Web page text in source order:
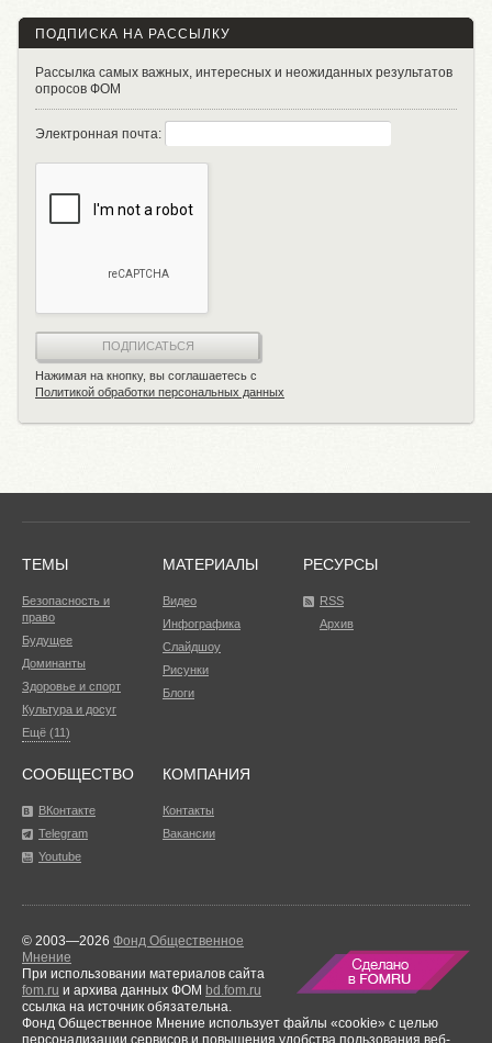
ПОДПИСКА НА РАССЫЛКУ
Рассылка самых важных, интересных и неожиданных результатов
опросов ФОМ
Электронная почта:
ПОДПИСАТЬСЯ
Нажимая на кнопку, вы соглашаетесь с
Политикой обработки персональных данных
ТЕМЫ
Безопасность и
право
Будущее
Доминанты
Здоровье и спорт
Культура и досуг
Ещё (11)
МАТЕРИАЛЫ
Видео
Инфографика
Слайдшоу
Рисунки
Блоги
РЕСУРСЫ
RSS
Архив
СООБЩЕСТВО
ВКонтакте
Telegram
Youtube
КОМПАНИЯ
Контакты
Вакансии
© 2003—2026 Фонд Общественное
Мнение
При использовании материалов сайта
fom.ru и архива данных ФОМ bd.fom.ru
ссылка на источник обязательна.
Фонд Общественное Мнение использует файлы «cookie» с целью
персонализации сервисов и повышения удобства пользования веб-